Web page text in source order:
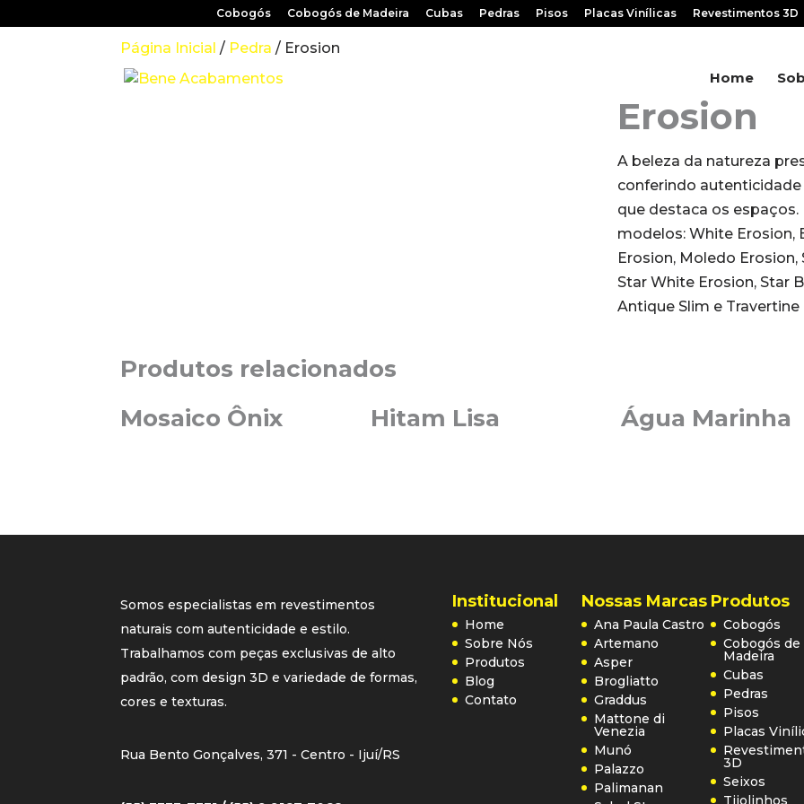
Cobogós Cobogós de Madeira Cubas Pedras Pisos Placas Vinílicas Revestimentos 3D
Home
Página Inicial / Pedra / Erosion
Erosion
A beleza da natureza
conferindo
que destaca os
modelos: White Erosion,
Erosion, Moledo
Star White Erosion, Star
Antique Slim e Travertine
Produtos relacionados
Mosaico Ônix
Hitam Lisa Água Marinha
Somos especialistas em revestimentos
naturais com autenticidade e estilo.
Trabalhamos com peças exclusivas de alto
padrão, com design 3D e variedade de formas,
cores e texturas.
Rua Bento Gonçalves, 371 - Centro - Ijuí/RS
Institucional
Home
Sobre Nós
Produtos
Blog
Contato
Nossas Marcas
Ana Paula Castro
Artemano
Asper
Brogliatto
Graddus
Mattone di
Venezia
Munó
Palazzo
Palimanan
Produtos
Cobogós
Cobogós de
Madeira
Cubas
Pedras
Pisos
Placas
3D
Seixos
Tijolinhos